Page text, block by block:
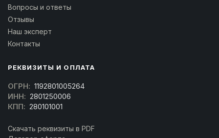
Вопросы и ответы
Отзывы
Наш эксперт
Контакты
РЕКВИЗИТЫ И ОПЛАТА
ОГРН: 1192801005264
ИНН: 2801250006
КПП: 280101001
Скачать реквизиты в PDF